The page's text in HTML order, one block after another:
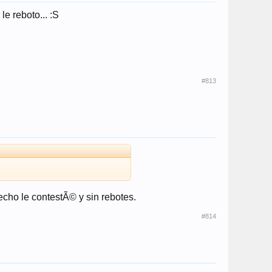
reboto... :S
#813
le contestÃ© y sin rebotes.
#814